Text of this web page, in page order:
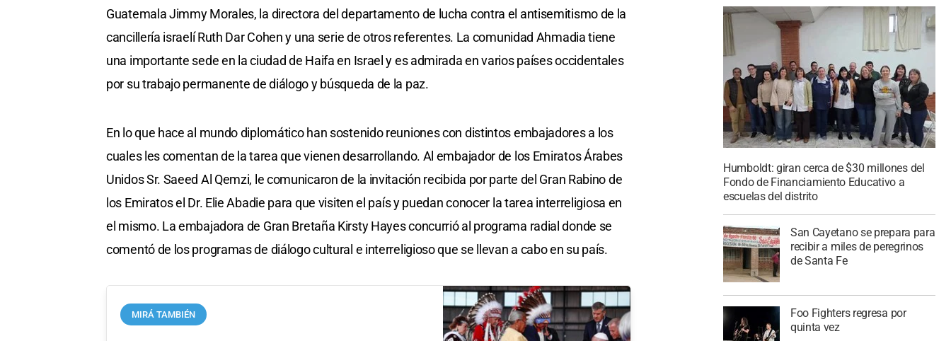
Guatemala Jimmy Morales, la directora del departamento de lucha contra el antisemitismo de la
cancillería israelí Ruth Dar Cohen y una serie de otros referentes. La comunidad Ahmadia tiene
una importante sede en la ciudad de Haifa en Israel y es admirada en varios países occidentales
por su trabajo permanente de diálogo y búsqueda de la paz.
En lo que hace al mundo diplomático han sostenido reuniones con distintos embajadores a los
cuales les comentan de la tarea que vienen desarrollando. Al embajador de los Emiratos Árabes
Unidos Sr. Saeed Al Qemzi, le comunicaron de la invitación recibida por parte del Gran Rabino de
los Emiratos el Dr. Elie Abadie para que visiten el país y puedan conocer la tarea interreligiosa en
el mismo. La embajadora de Gran Bretaña Kirsty Hayes concurrió al programa radial donde se
comentó de los programas de diálogo cultural e interreligioso que se llevan a cabo en su país.
MIRÁ TAMBIÉN
Humboldt: giran cerca de $30 millones del
Fondo de Financiamiento Educativo a
escuelas del distrito
San Cayetano se prepara para
recibir a miles de peregrinos
de Santa Fe
Foo Fighters regresa por
quinta vez